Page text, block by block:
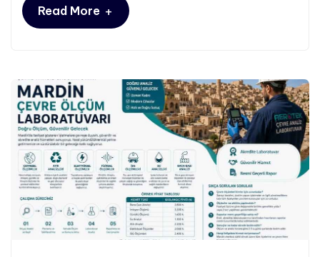
Read More +